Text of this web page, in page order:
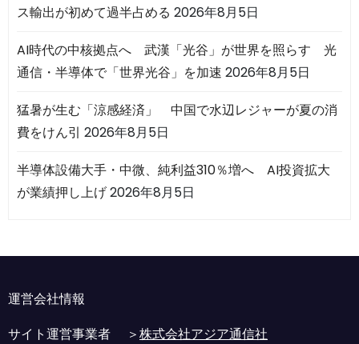
ス輸出が初めて過半占める 2026年8月5日
AI時代の中核拠点へ 武漢「光谷」が世界を照らす 光
通信・半導体で「世界光谷」を加速 2026年8月5日
猛暑が生む「涼感経済」 中国で水辺レジャーが夏の消
費をけん引 2026年8月5日
半導体設備大手・中微、純利益310％増へ AI投資拡大
が業績押し上げ2026年8月5日
運営会社情報
サイト運営事業者 ＞株式会社アジア通信社